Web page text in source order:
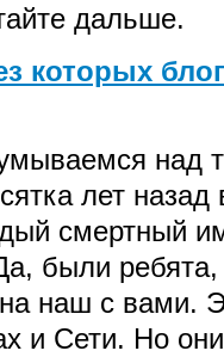
дальше.
которых
над
лет
смертный
были ребята,
наш с вами.
и Сети. Но